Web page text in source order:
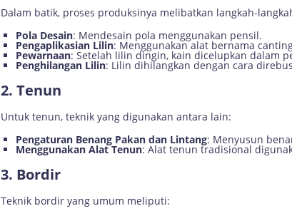
Dalam batik, proses produksinya melibatkan langkah-
Pola Desain: Mendesain pola menggunakan pensil.
Pengaplikasian Lilin: Menggunakan alat bernama
Pewarnaan: Setelah lilin dingin, kain dicelupkan dalam
Penghilangan Lilin: Lilin dihilangkan dengan cara
2. Tenun
Untuk tenun, teknik yang digunakan antara lain:
Pengaturan Benang Pakan dan Lintang: Menyusun
Menggunakan Alat Tenun: Alat tenun tradisional
3. Bordir
Teknik bordir yang umum meliputi: